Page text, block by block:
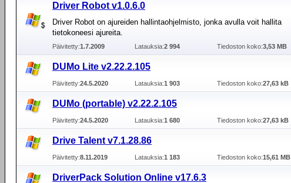
Driver Robot v1.0.6.0
Driver Robot on ajureiden hallintaohjelmisto, jonka avulla voit hallita
tietokoneesi ajureita.
Päivitetty:1.7.2009 Latauksia:2 994 Tiedoston koko:3,53 MB
DUMo Lite v2.22.2.105
Päivitetty:24.5.2020 Latauksia:1 903 Tiedoston koko:27,63 kB
DUMo (portable) v2.22.2.105
Päivitetty:24.5.2020 Latauksia:1 680 Tiedoston koko:27,63 kB
Drive Talent v7.1.28.86
Päivitetty:8.11.2019 Latauksia:1 183 Tiedoston koko:15,61 MB
DriverPack Solution Online v17.6.3